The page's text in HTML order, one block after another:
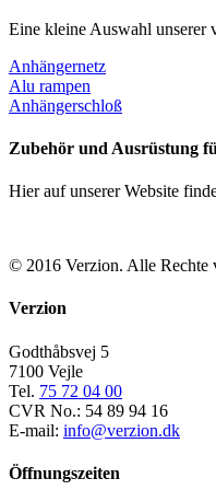
Eine kleine Auswahl unserer
Anhängernetz
Alu rampen
Anhängerschloß
Zubehör und Ausrüstung
Hier auf unserer Website
© 2016 Verzion. Alle Rechte
Verzion
Godthåbsvej 5
7100 Vejle
Tel. 75 72 04 00
CVR No.: 54 89 94 16
E-mail: info@verzion.dk
Öffnungszeiten